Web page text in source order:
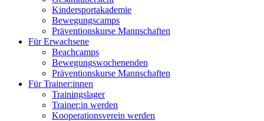
Kindersportakademie
Bewegungscamps
Präventionskurse Mannschaften
Für Erwachsene
Beachcamps
Bewegungswochenenden
Präventionskurse Mannschaften
Für Trainer:innen
Trainingslager
Trainer:in werden
Kooperationsverein werden